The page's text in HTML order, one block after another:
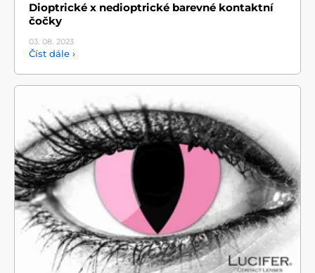
Dioptrické x nedioptrické barevné kontaktní
čočky
03. 08. 2023
Číst dále ›